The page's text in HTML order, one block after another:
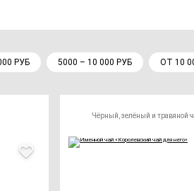
РУБ 5000 – 10 000 РУБ ОТ 10
Чёрный, зелёный и травяной